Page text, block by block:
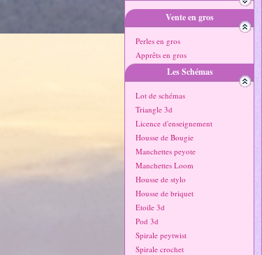
Vente en gros
Perles en gros
Apprêts en gros
Les Schémas
Lot de schémas
Triangle 3d
Licence d'enseignement
Housse de Bougie
Manchettes peyote
Manchettes Loom
Housse de stylo
Housse de briquet
Etoile 3d
Pod 3d
Spirale peytwist
Spirale crochet